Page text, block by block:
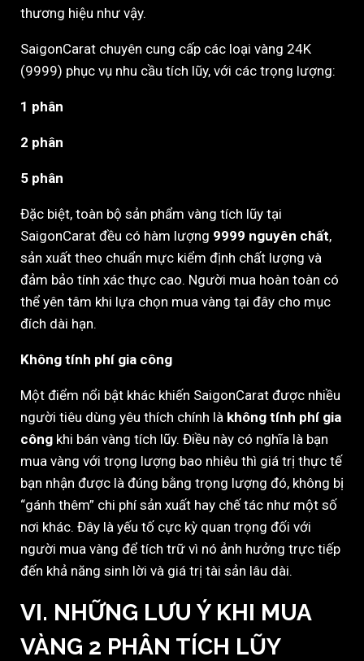
thương hiệu như vậy.
SaigonCarat chuyên cung cấp các loại vàng 24K
(9999) phục vụ nhu cầu tích lũy, với các trọng lượng:
1 phân
2 phân
5 phân
Đặc biệt, toàn bộ sản phẩm vàng tích lũy tại
SaigonCarat đều có hàm lượng 9999 nguyên chất,
sản xuất theo chuẩn mực kiểm định chất lượng và
đảm bảo tính xác thực cao. Người mua hoàn toàn có
thể yên tâm khi lựa chọn mua vàng tại đây cho mục
đích dài hạn.
Không tính phí gia công
Một điểm nổi bật khác khiến SaigonCarat được nhiều
người tiêu dùng yêu thích chính là không tính phí gia
công khi bán vàng tích lũy. Điều này có nghĩa là bạn
mua vàng với trọng lượng bao nhiêu thì giá trị thực tế
bạn nhận được là đúng bằng trọng lượng đó, không bị
“gánh thêm” chi phí sản xuất hay chế tác như một số
nơi khác. Đây là yếu tố cực kỳ quan trọng đối với
người mua vàng để tích trữ vì nó ảnh hưởng trực tiếp
đến khả năng sinh lời và giá trị tài sản lâu dài.
VI. NHỮNG LƯU Ý KHI MUA
VÀNG 2 PHÂN TÍCH LŨY